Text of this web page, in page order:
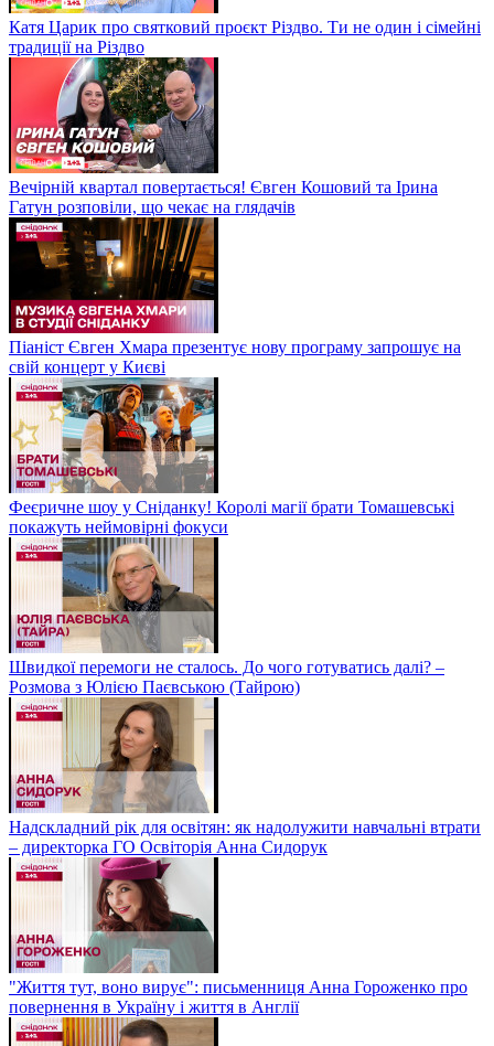
Катя Царик про святковий проєкт Різдво. Ти не один і сімейні
традиції на Різдво
Вечірній квартал повертається! Євген Кошовий та Ірина
Гатун розповіли, що чекає на глядачів
Піаніст Євген Хмара презентує нову програму запрошує на
свій концерт у Києві
Феєричне шоу у Сніданку! Королі магії брати Томашевські
покажуть неймовірні фокуси
Швидкої перемоги не сталось. До чого готуватись далі? –
Розмова з Юлією Паєвською (Тайрою)
Надскладний рік для освітян: як надолужити навчальні втрати
– директорка ГО Освіторія Анна Сидорук
"Життя тут, воно вирує": письменниця Анна Гороженко про
повернення в Україну і життя в Англії